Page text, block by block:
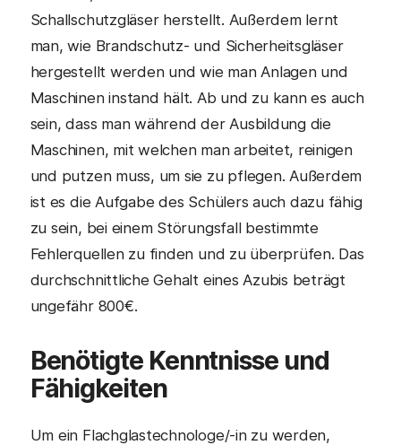
Schallschutzgläser herstellt. Außerdem lernt
man, wie Brandschutz- und Sicherheitsgläser
hergestellt werden und wie man Anlagen und
Maschinen instand hält. Ab und zu kann es auch
sein, dass man während der Ausbildung die
Maschinen, mit welchen man arbeitet, reinigen
und putzen muss, um sie zu pflegen. Außerdem
ist es die Aufgabe des Schülers auch dazu fähig
zu sein, bei einem Störungsfall bestimmte
Fehlerquellen zu finden und zu überprüfen. Das
durchschnittliche Gehalt eines Azubis beträgt
ungefähr 800€.
Benötigte Kenntnisse und
Fähigkeiten
Um ein Flachglastechnologe/-in zu werden,